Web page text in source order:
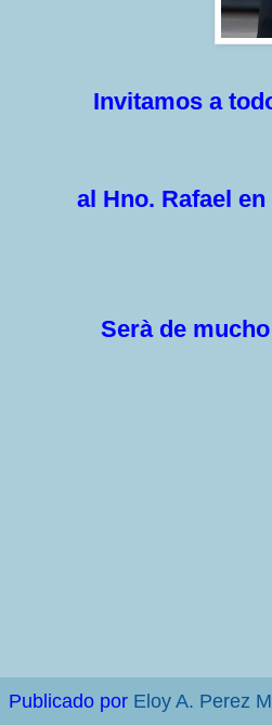
Invitamos a todos
al Hno. Rafael en
Serà de mucho
Publicado por Eloy A. Perez